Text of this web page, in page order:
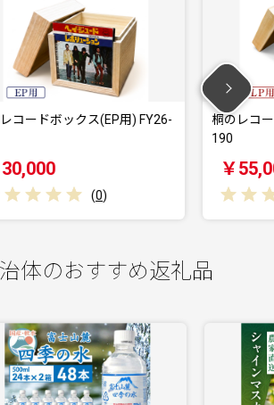
コードボックス(EP用) FY26-
(0)
桐のレコ
190
￥
体のおすすめ返礼品